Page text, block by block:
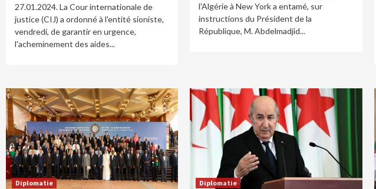
27.01.2024. La Cour internationale de
justice (CIJ) a ordonné à l'entité sioniste,
vendredi, de garantir en urgence,
l'acheminement des aides...
l'Algérie à New York a entamé, sur
instructions du Président de la
République, M. Abdelmadjid...
Diplomatie Diplomatie